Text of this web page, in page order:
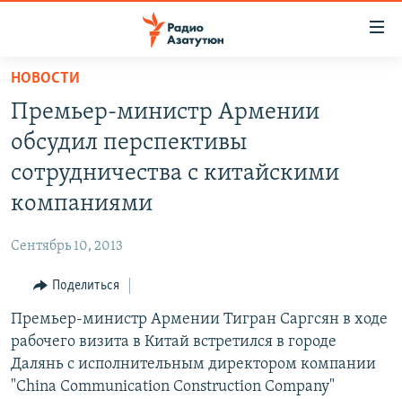
Перейти
основному
содержанию
Перейти
основной
Перейти
поиску
НОВОСТИ
ПОЛИТИКА
РЕГИОН
НАГОРНЫЙ КАРАБАХ
КУЛЬТУРА
СПОРТ
АРХИВ
НОВОСТИ
Премьер-министр Армении
обсудил перспективы
сотрудничества с китайскими
компаниями
Сентябрь 10, 2013
Поделиться
Премьер-министр Армении Тигран Саргсян в ходе
рабочего визита в Китай встретился в городе
Далянь с исполнительным директором компании
"China Communication Construction Company"